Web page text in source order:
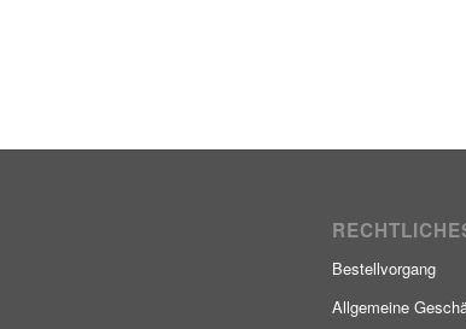
Bestellvorgang
Allgemeine